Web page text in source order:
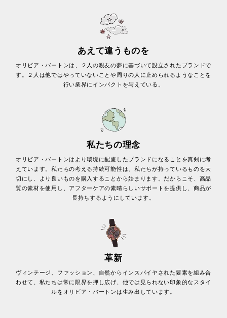
あえて違うものを
オリビア・バートンは、２人の親友の夢に基づいて設立されたブランドで
す。２人は他ではやっていないことや周りの人に止められるようなことを
行い業界にインパクトを与えている。
私たちの理念
オリビア・バートンはより環境に配慮したブランドになることを真剣に考
えています。私たちの考える持続可能性は、私たちが持っているものを大
切にし、より良いものを購入することから始まります。だからこそ、高品
質の素材を使用し、アフターケアの素晴らしいサポートを提供し、商品が
長持ちするようにしています。
革新
ヴィンテージ、ファッション、自然からインスパイヤされた要素を組み合
わせて、私たちは常に限界を押し広げ、他では見られない印象的なスタイ
ルをオリビア・バートンは生み出しています。